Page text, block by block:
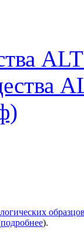
подробнее).